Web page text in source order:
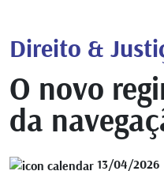
Direito &
O novo
da
13/04/2026